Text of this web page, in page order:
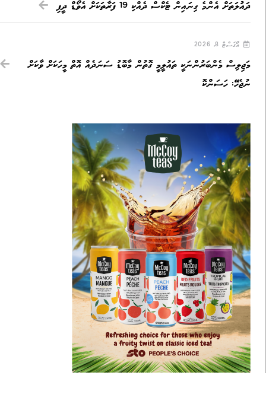
ދައުލަތަށް އެންމެ ގިނައިން ޓެކްސް ދެއްކި 19 ފަރާތަކަށް އެވޯޑް ދީފި
އޯގަސްޓް 8, 2026
މަޖިލިސް މެންބަރުންނަކީ ތައުލީމީ ގޮތުން މާބޮޑު ސަނަދެއް އޮތް މީހަކަށް ވާކަށް
ނުޖެހޭ: ހަސަންކޮ